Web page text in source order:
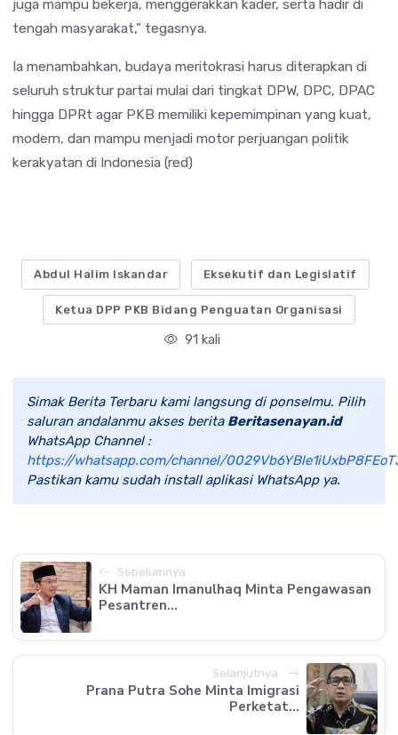
juga mampu bekerja, menggerakkan kader, serta hadir di
tengah masyarakat,” tegasnya.
Ia menambahkan, budaya meritokrasi harus diterapkan di
seluruh struktur partai mulai dari tingkat DPW, DPC, DPAC
hingga DPRt agar PKB memiliki kepemimpinan yang kuat,
modern, dan mampu menjadi motor perjuangan politik
kerakyatan di Indonesia (red)
Abdul Halim Iskandar Eksekutif dan Legislatif
Ketua DPP PKB Bidang Penguatan Organisasi
91 kali
Simak Berita Terbaru kami langsung di ponselmu. Pilih
saluran andalanmu akses berita Beritasenayan.id
WhatsApp Channel :
https://whatsapp.com/channel/
Pastikan kamu sudah install aplikasi WhatsApp ya.
Sebelumnya
KH Maman Imanulhaq Minta Pengawasan
Pesantren...
Selanjutnya
Prana Putra Sohe Minta Imigrasi
Perketat...